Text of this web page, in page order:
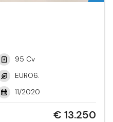
95 Cv
EURO6.
11/2020
€ 13.250